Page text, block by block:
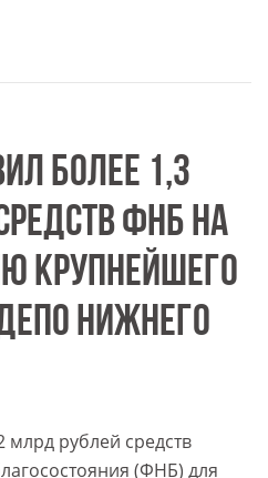
БОЛЕЕ 1,3
ФНБ НА
КРУПНЕЙШЕГО
НИЖНЕГО
млрд рублей средств
(ФНБ) для